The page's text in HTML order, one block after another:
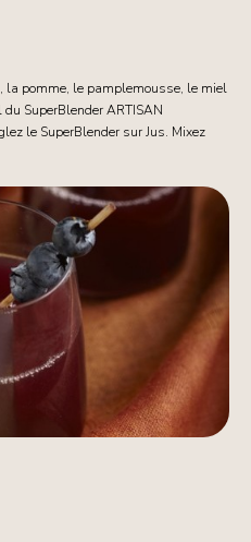
la pomme, le pamplemousse, le miel
SuperBlender ARTISAN
le SuperBlender sur Jus. Mixez